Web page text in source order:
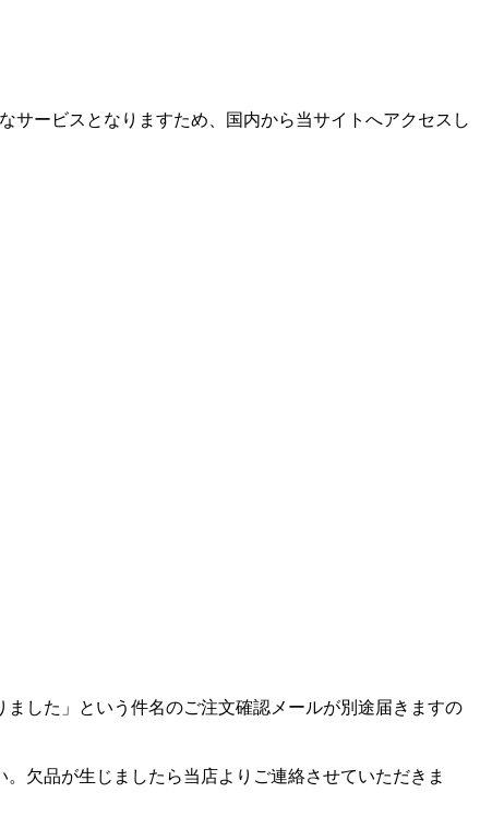
サービスとなりますため、国内から当サイトへアクセスし
した」という件名のご注文確認メールが別途届きますの
欠品が生じましたら当店よりご連絡させていただきま